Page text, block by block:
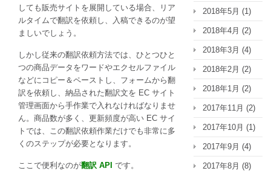
しても販売サイトを展開している場合、リア
ルタイムで翻訳を依頼し、入稿できるのが望
ましいでしょう。
しかし従来の翻訳依頼方法では、ひとつひと
つの商品データをワードやエクセルファイル
などにコピー＆ペーストし、フォームから翻
訳を依頼し、納品された翻訳文を EC サイト
管理画面から手作業で入れなければなりませ
ん。商品数が多く、更新頻度が高い EC サイ
トでは、この翻訳依頼作業だけでも非常に多
くのステップが必要となります。
ここで便利なのが翻訳 API です。
2018年5月 (1)
2018年4月 (2)
2018年3月 (4)
2018年2月 (2)
2018年1月 (2)
2017年11月 (2)
2017年10月 (1)
2017年9月 (4)
2017年8月 (8)